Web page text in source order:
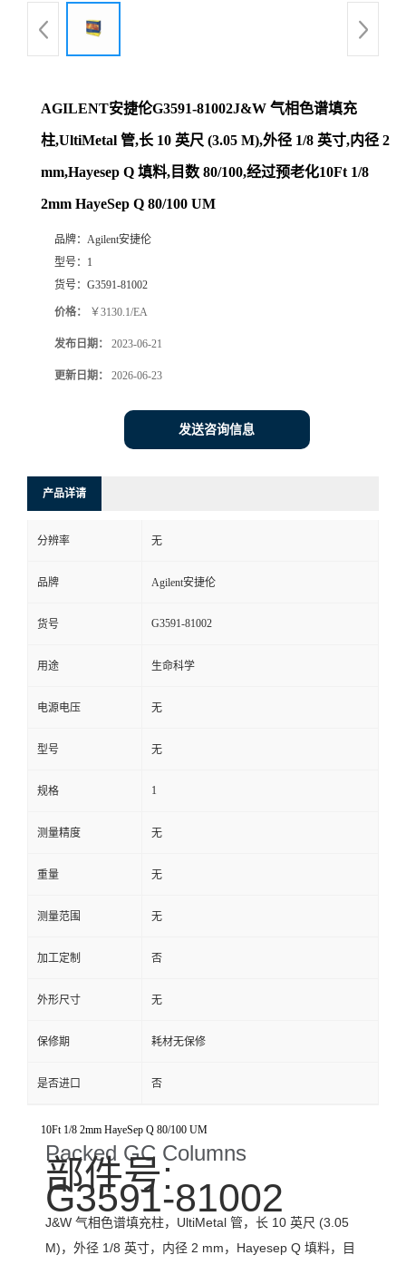
AGILENT安捷伦G3591-81002J&W 气相色谱填充
柱,UltiMetal 管,长 10 英尺 (3.05 M),外径 1/8 英寸,内径 2
mm,Hayesep Q 填料,目数 80/100,经过预老化10Ft 1/8
2mm HayeSep Q 80/100 UM
品牌： Agilent安捷伦
型号： 1
货号： G3591-81002
价格： ￥3130.1/EA
发布日期： 2023-06-21
更新日期： 2026-06-23
发送咨询信息
产品详请
分辨率 无
品牌 Agilent安捷伦
货号 G3591-81002
用途 生命科学
电源电压 无
型号 无
规格 1
测量精度 无
重量 无
测量范围 无
加工定制 否
外形尺寸 无
保修期 耗材无保修
是否进口 否
10Ft 1/8 2mm HayeSep Q 80/100 UM
Packed GC Columns
部件号:
G3591-81002
J&W 气相色谱填充柱，UltiMetal 管，长 10 英尺 (3.05
M)，外径 1/8 英寸，内径 2 mm，Hayesep Q 填料，目